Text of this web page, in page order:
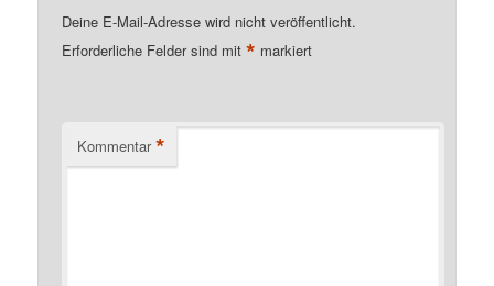
Deine E-Mail-Adresse wird nicht veröffentlicht.
Erforderliche Felder sind mit* markiert
Kommentar *